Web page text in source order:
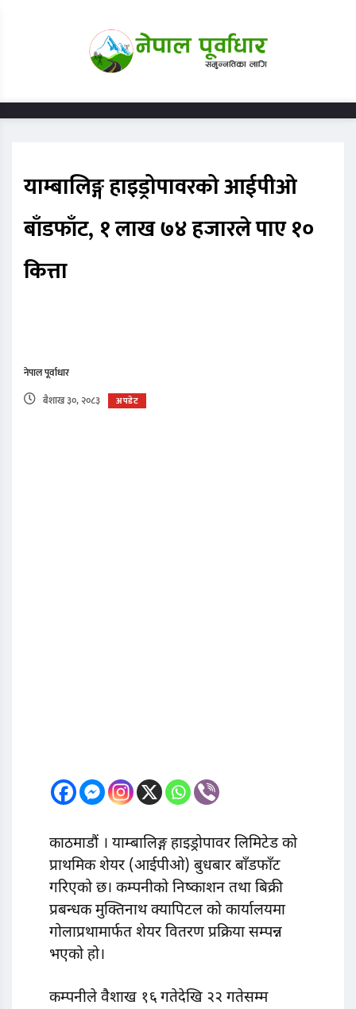
याम्बालिङ्ग हाइड्रोपावरको आईपीओ
बाँडफाँट, १ लाख ७४ हजारले पाए १०
कित्ता
नेपाल पूर्वाधार
बैशाख ३०, २०८३
अपडेट
काठमाडौं । याम्बालिङ्ग हाइड्रोपावर लिमिटेड को
प्राथमिक शेयर (आईपीओ) बुधबार बाँडफाँट
गरिएको छ। कम्पनीको निष्काशन तथा बिक्री
प्रबन्धक मुक्तिनाथ क्यापिटल को कार्यालयमा
गोलाप्रथामार्फत शेयर वितरण प्रक्रिया सम्पन्न
भएको हो।
कम्पनीले वैशाख १६ गतेदेखि २२ गतेसम्म